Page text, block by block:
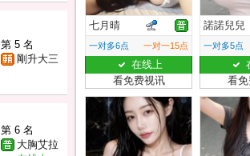
第 5 名
剛升大三
第 6 名
大胸艾拉
七月晴
一对多6点 一对一15点
在线上
看免费视讯
諾諾兒兒
一对多5点
看